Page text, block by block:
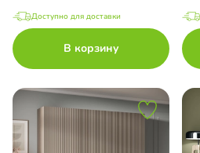
Доступно для доставки
В корзину